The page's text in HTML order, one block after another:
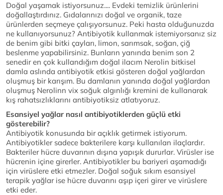
Doğal yaşamak istiyorsunuz.... Evdeki temizlik ürünlerini
doğallaştırdınız. Gıdalarınızı doğal ve organik, taze
ürünlerden seçmeye çalışıyorsunuz. Peki hasta olduğunuzda
ne kullanıyorsunuz? Antibiyotik kullanmak istemiyorsanız siz
de benim gibi bitki çayları, limon, sarımsak, soğan, çiğ
beslenme yapabilirsiniz. Bunların yanında benim son 2
senedir en çok kullandığım doğal ilacım Nerolin bitkisel
damla aslında antibiyotik etkisi gösteren doğal yağlardan
oluşmuş bir karışım. Bu damlanın yanında doğal yağlardan
oluşmuş Nerolinn vix soğuk algınlığı kremini de kullanarak
kış rahatsızlıklarını antibiyotiksiz atlatıyoruz.
Esansiyel yağlar nasıl antibiyotiklerden güçlü etki
gösterebilir?
Antibiyotik konusunda bir açıklık getirmek istiyorum.
Antibiyotikler sadece bakterilere karşı kullanılan ilaçlardır.
Bakteriler hücre duvarının dışına yapışık dururlar. Virüsler ise
hücrenin içine girerler. Antibiyotikler bu bariyeri aşamadığı
için virüslere etki etmezler. Doğal soğuk sıkım esansiyel
terapik yağlar ise hücre duvarını aşıp içeri girer ve virüslere
etki eder.